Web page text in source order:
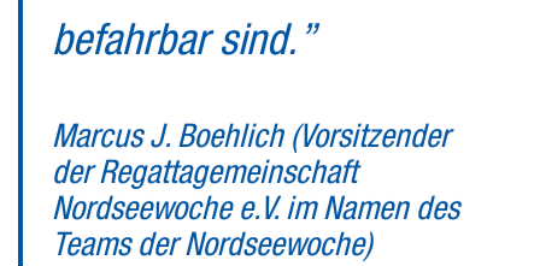
befahrbar sind.”
Marcus J. Boehlich (Vorsitzender
der Regattagemeinschaft
Nordseewoche e.V. im Namen des
Teams der Nordseewoche)